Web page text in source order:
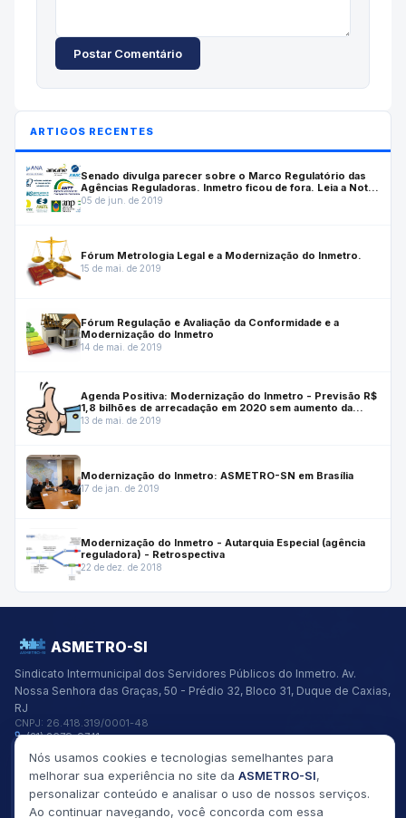
Postar Comentário
ARTIGOS RECENTES
Senado divulga parecer sobre o Marco Regulatório das
Agências Reguladoras. Inmetro ficou de fora. Leia a Nota
do ASMETRO-SN
05 de jun. de 2019
Fórum Metrologia Legal e a Modernização do Inmetro.
15 de mai. de 2019
Fórum Regulação e Avaliação da Conformidade e a
Modernização do Inmetro
14 de mai. de 2019
Agenda Positiva: Modernização do Inmetro - Previsão R$
1,8 bilhões de arrecadação em 2020 sem aumento da
carga tributária
13 de mai. de 2019
Modernização do Inmetro: ASMETRO-SN em Brasília
17 de jan. de 2019
Modernização do Inmetro - Autarquia Especial (agência
reguladora) - Retrospectiva
22 de dez. de 2018
ASMETRO-SI
Sindicato Intermunicipal dos Servidores Públicos do Inmetro. Av.
Nossa Senhora das Graças, 50 - Prédio 32, Bloco 31, Duque de Caxias,
RJ
CNPJ: 26.418.319/0001-48
(21) 2679-9741
asmetro@asmetro.org.br
Links Rápidos
Institucional
Gestão
Saúde
Nós usamos cookies e tecnologias semelhantes para
melhorar sua experiência no site da ASMETRO-SI,
personalizar conteúdo e analisar o uso de nossos serviços.
Ao continuar navegando, você concorda com essa